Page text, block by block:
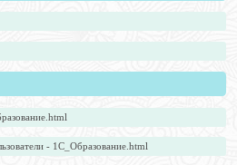
- 1С_Образование.html